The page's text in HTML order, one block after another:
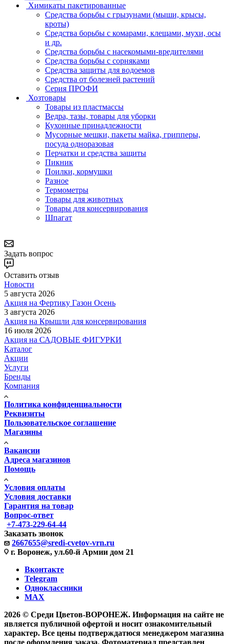
Химикаты пакетированные
Средства борьбы с грызунами (мыши, крысы,
кроты)
Средства борьбы с комарами, клещами, мухи, осы
и др.
Средства борьбы с насекомыми-вредителями
Средства борьбы с сорняками
Средства защиты для водоемов
Средства от болезней растений
Серия ПРОФИ
Хозтовары
Товары из пластмассы
Ведра, тазы, товары для уборки
Кухонные принадлежности
Мусорные мешки, пакеты майка, грипперы,
посуда одноразовая
Перчатки и средства защиты
Пикник
Поилки, кормушки
Разное
Термометры
Товары для животных
Товары для консервирования
Шпагат
Задать вопрос
Оставить отзыв
Новости
5 августа 2026
Акция на Фертику Газон Осень
3 августа 2026
Акция на Крышли для консервирования
16 июля 2026
Акция на САДОВЫЕ ФИГУРКИ
Каталог
Акции
Услуги
Бренды
Компания
Политика конфиденциальности
Реквизиты
Пользовательское соглашение
Магазины
Вакансии
Адреса магазинов
Помощь
Условия оплаты
Условия доставки
Гарантия на товар
Вопрос-ответ
+7-473-229-64-44
Заказать звонок
2667655@sredi-cvetov-vrn.ru
г. Воронеж, ул.60-й Армии дом 21
Вконтакте
Telegram
Одноклассники
MAX
2026 © Среди Цветов-ВОРОНЕЖ. Информация на сайте не
является публичной офертой и носит ознакомительный
характер. Все цены подтверждатюся менеджером магазина
после оформления заказа. Фотоматериал представлен